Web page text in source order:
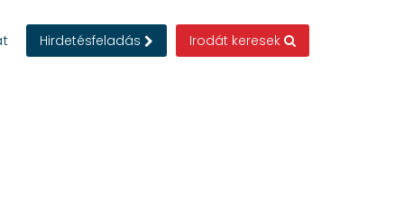
Hirdetésfeladás Irodát keresek